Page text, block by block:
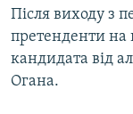
Після виходу з
претенденти на
кандидата від
Огана.